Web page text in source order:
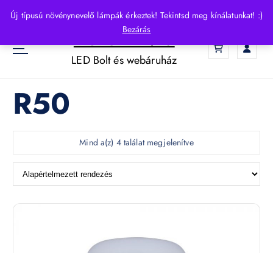
Új típusú növénynevelő lámpák érkeztek! Tekintsd meg kínálatunkat! :)
Bezárás
p
o
HelloLED.hu
LED Bolt és webáruház
R50
Mind a(z) 4 találat megjelenítve